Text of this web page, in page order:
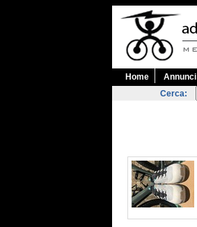
Home Annunci
Cerca: